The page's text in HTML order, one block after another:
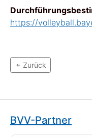
https://
Zurück
BVV-Partner